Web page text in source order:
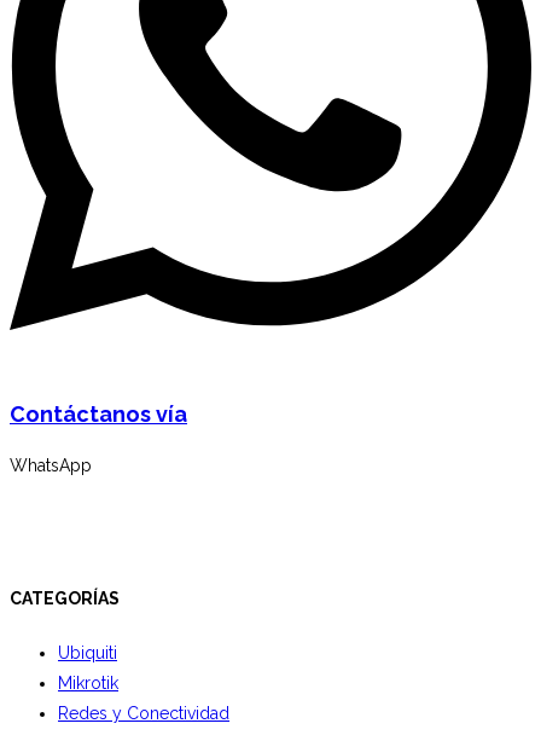
Contáctanos vía
WhatsApp
CATEGORÍAS
Ubiquiti
Mikrotik
Redes y Conectividad